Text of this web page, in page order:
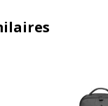
générales